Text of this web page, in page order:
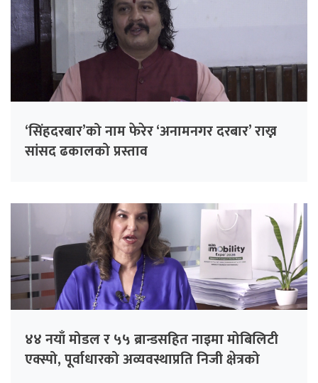
‘सिंहदरबार’को नाम फेरेर ‘अनामनगर दरबार’ राख्न
सांसद ढकालको प्रस्ताव
४४ नयाँ मोडल र ५५ ब्रान्डसहित नाइमा मोबिलिटी
एक्स्पो, पूर्वाधारको अव्यवस्थाप्रति निजी क्षेत्रको